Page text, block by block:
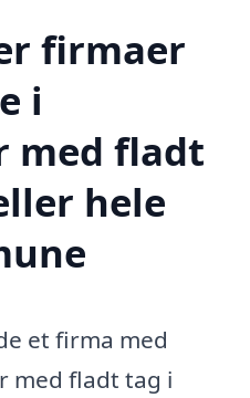
firmaer
i
med fladt
hele
et firma med
med fladt tag i